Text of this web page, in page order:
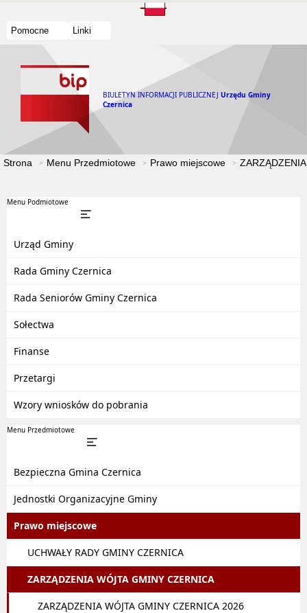
Pomocne Linki
BIULETYN INFORMACJI PUBLICZNEJ Urzędu Gminy
Czernica
Strona Menu Przedmiotowe Prawo miejscowe
Menu Podmiotowe
Urząd Gminy
Rada Gminy Czernica
Rada Seniorów Gminy Czernica
Sołectwa
Finanse
Przetargi
Wzory wniosków do pobrania
Menu Przedmiotowe
Bezpieczna Gmina Czernica
Jednostki Organizacyjne Gminy
Prawo miejscowe
UCHWAŁY RADY GMINY CZERNICA
ZARZĄDZENIA WÓJTA GMINY CZERNICA
ZARZĄDZENIA WÓJTA GMINY CZERNICA 2026